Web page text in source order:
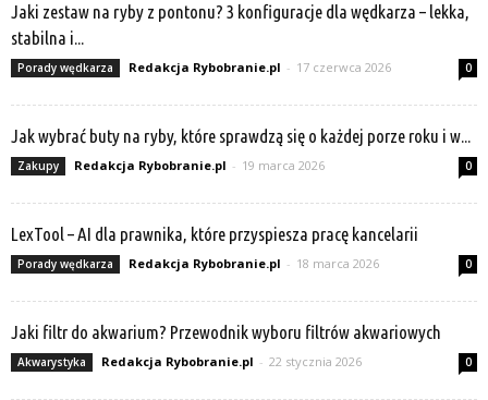
Jaki zestaw na ryby z pontonu? 3 konfiguracje dla wędkarza – lekka,
stabilna i...
Porady wędkarza Redakcja Rybobranie.pl - 17 czerwca 2026 0
Jak wybrać buty na ryby, które sprawdzą się o każdej porze roku i w...
Zakupy Redakcja Rybobranie.pl - 19 marca 2026 0
LexTool – AI dla prawnika, które przyspiesza pracę kancelarii
Porady wędkarza Redakcja Rybobranie.pl - 18 marca 2026 0
Jaki filtr do akwarium? Przewodnik wyboru filtrów akwariowych
Akwarystyka Redakcja Rybobranie.pl - 22 stycznia 2026 0